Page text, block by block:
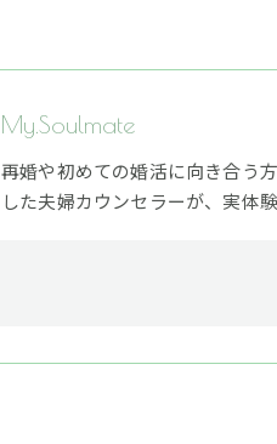
My.Soulmate
再婚や初めての婚活に向き合う
した夫婦カウンセラーが、実体